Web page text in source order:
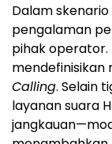
Dalam skenario
pengalaman
pihak operator.
mendefinisikan
Calling. Selain
layanan suara